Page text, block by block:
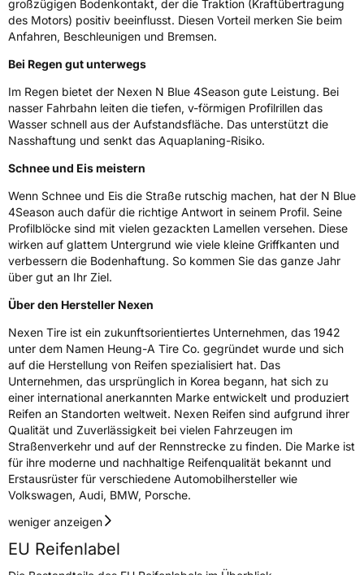
3PMSF / Schneeflockensymbol / Alpine-SymbolJa
EPREL ID 430485
Allgemeine Produktsicherheit (GPSR)
HerstellerkontaktNEXEN TIRE EUROPE s.r.o., Lise-Meitner-
marketing.nte@nexentire.com
großzügigen Bodenkontakt, der die Traktion (Kraftübertragung
des Motors) positiv beeinflusst. Diesen Vorteil merken Sie beim
Anfahren, Beschleunigen und Bremsen.
Bei Regen gut unterwegs
Im Regen bietet der Nexen N Blue 4Season gute Leistung. Bei
nasser Fahrbahn leiten die tiefen, v-förmigen Profilrillen das
Wasser schnell aus der Aufstandsfläche. Das unterstützt die
Nasshaftung und senkt das Aquaplaning-Risiko.
Schnee und Eis meistern
Wenn Schnee und Eis die Straße rutschig machen, hat der N Blue
4Season auch dafür die richtige Antwort in seinem Profil. Seine
Profilblöcke sind mit vielen gezackten Lamellen versehen. Diese
wirken auf glattem Untergrund wie viele kleine Griffkanten und
verbessern die Bodenhaftung. So kommen Sie das ganze Jahr
über gut an Ihr Ziel.
Über den Hersteller Nexen
Nexen Tire ist ein zukunftsorientiertes Unternehmen, das 1942
unter dem Namen Heung-A Tire Co. gegründet wurde und sich
auf die Herstellung von Reifen spezialisiert hat. Das
Unternehmen, das ursprünglich in Korea begann, hat sich zu
einer international anerkannten Marke entwickelt und produziert
Reifen an Standorten weltweit. Nexen Reifen sind aufgrund ihrer
Qualität und Zuverlässigkeit bei vielen Fahrzeugen im
Straßenverkehr und auf der Rennstrecke zu finden. Die Marke ist
für ihre moderne und nachhaltige Reifenqualität bekannt und
Erstausrüster für verschiedene Automobilhersteller wie
Volkswagen, Audi, BMW, Porsche.
weniger anzeigen
EU Reifenlabel